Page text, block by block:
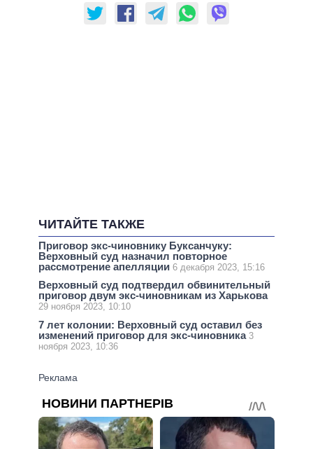
ЧИТАЙТЕ ТАКЖЕ
Приговор экс-чиновнику Буксанчуку:
Верховный суд назначил повторное
рассмотрение апелляции 6 декабря 2023, 15:16
Верховный суд подтвердил обвинительный
приговор двум экс-чиновникам из Харькова
29 ноября 2023, 10:10
7 лет колонии: Верховный суд оставил без
изменений приговор для экс-чиновника 3
ноября 2023, 10:36